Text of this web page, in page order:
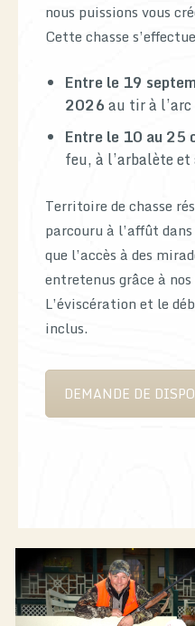
nous puissions vous
Cette chasse
Entre le 19
2026au tir à l’arc
Entre le 10 au 25
feu, à l’arbalète
Territoire de chasse
parcouru à l’affût
que l’accès à des
entretenus grâce à
L’éviscération et le
inclus.
DEMANDE DE